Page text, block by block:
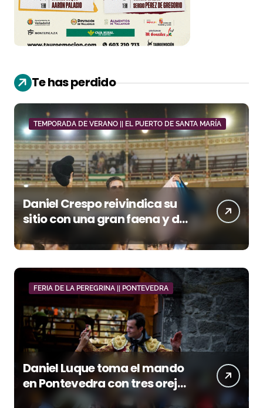
Te has perdido
TEMPORADA DE VERANO || EL PUERTO DE SANTA MARÍA
Daniel Crespo reivindica su
sitio con una gran faena y dos
orejas
FERIA DE LA PEREGRINA || PONTEVEDRA
Daniel Luque toma el mando
en Pontevedra con tres orejas
y una Puerta Grande de peso